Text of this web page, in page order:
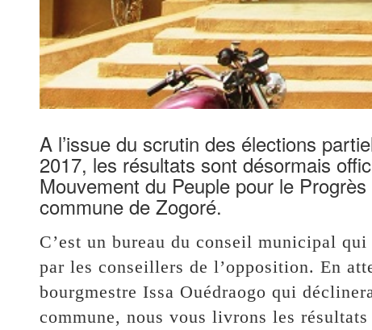
A l’issue du scrutin des élections
2017, les résultats sont désormais
Mouvement du Peuple pour le
commune de Zogoré.
C’est un bureau du conseil municipal
par les conseillers de l’opposition. En
bourgmestre Issa Ouédraogo qui
commune, nous vous livrons les